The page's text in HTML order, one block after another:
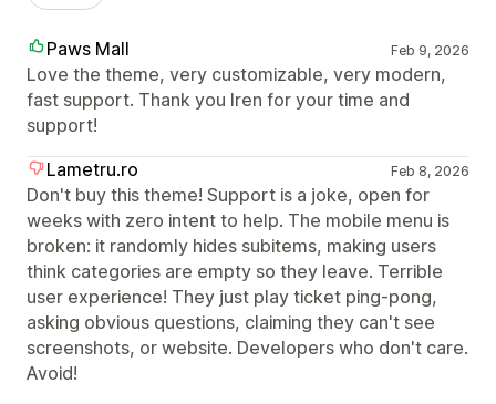
Paws Mall Feb 9, 2026
Love the theme, very customizable, very modern,
fast support. Thank you Iren for your time and
support!
Lametru.ro
Feb 8, 2026
Don't buy this theme! Support is a joke, open for
weeks with zero intent to help. The mobile menu is
broken: it randomly hides subitems, making users
think categories are empty so they leave. Terrible
user experience! They just play ticket ping-pong,
asking obvious questions, claiming they can't see
screenshots, or website. Developers who don't care.
Avoid!